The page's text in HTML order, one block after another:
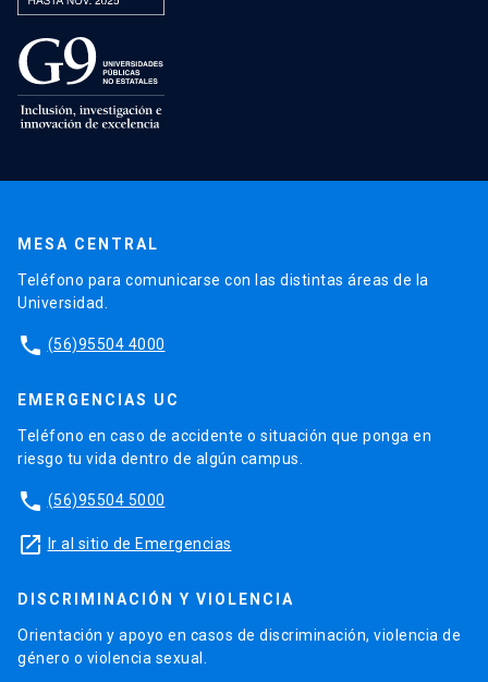
MESA CENTRAL
Teléfono para comunicarse con las distintas áreas de la
Universidad.
phone (56)95504 4000
EMERGENCIAS UC
Teléfono en caso de accidente o situación que ponga en
riesgo tu vida dentro de algún campus.
phone (56)95504 5000
launch Ir al sitio de Emergencias
DISCRIMINACIÓN Y VIOLENCIA
Orientación y apoyo en casos de discriminación, violencia de
género o violencia sexual.